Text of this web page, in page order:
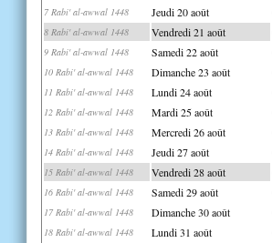
7 Rabi' al-awwal 1448 Jeudi 20 août
8 Rabi' al-awwal 1448 Vendredi 21 août
9 Rabi' al-awwal 1448 Samedi 22 août
10 Rabi' al-awwal 1448 Dimanche 23 août
11 Rabi' al-awwal 1448 Lundi 24 août
12 Rabi' al-awwal 1448 Mardi 25 août
13 Rabi' al-awwal 1448 Mercredi 26 août
14 Rabi' al-awwal 1448 Jeudi 27 août
15 Rabi' al-awwal 1448 Vendredi 28 août
16 Rabi' al-awwal 1448 Samedi 29 août
17 Rabi' al-awwal 1448 Dimanche 30 août
18 Rabi' al-awwal 1448 Lundi 31 août